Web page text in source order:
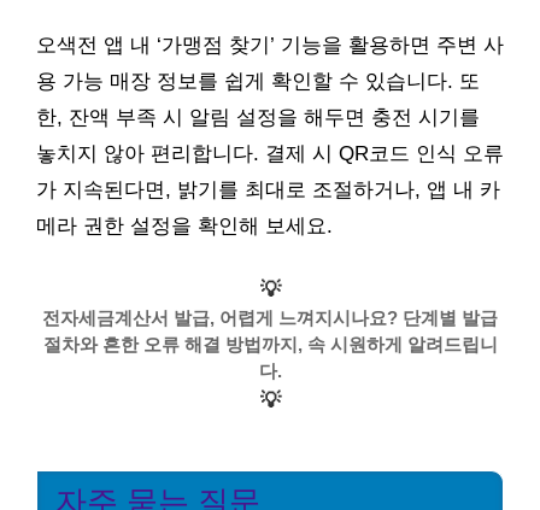
오색전 앱 내 ‘가맹점 찾기’ 기능을 활용하면 주변 사
용 가능 매장 정보를 쉽게 확인할 수 있습니다. 또
한, 잔액 부족 시 알림 설정을 해두면 충전 시기를
놓치지 않아 편리합니다. 결제 시 QR코드 인식 오류
가 지속된다면, 밝기를 최대로 조절하거나, 앱 내 카
메라 권한 설정을 확인해 보세요.
💡
전자세금계산서 발급, 어렵게 느껴지시나요? 단계별 발급
절차와 흔한 오류 해결 방법까지, 속 시원하게 알려드립니
다.
💡
자주 묻는 질문